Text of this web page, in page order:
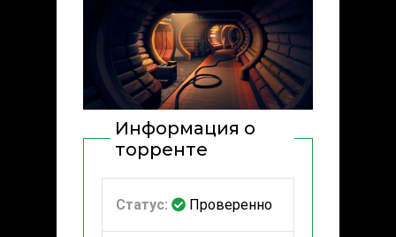
Информация о
торренте
Статус: Проверенно